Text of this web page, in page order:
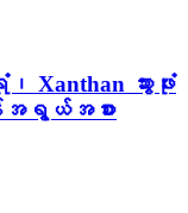
သွားဖုံး
ရွယ်အစား